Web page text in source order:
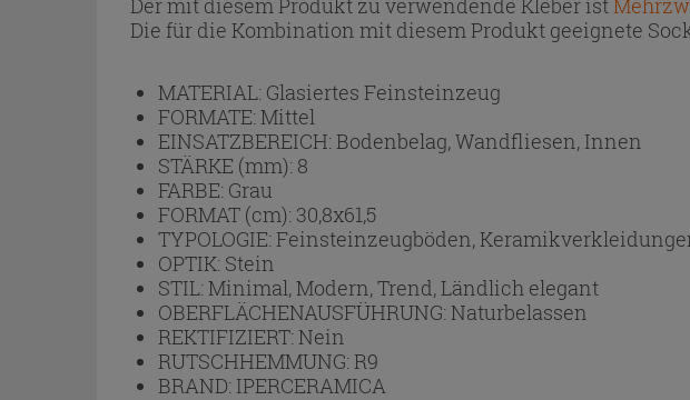
Der mit diesem Produkt zu verwendende Kleber ist
Die für die Kombination mit diesem Produkt geeignete
MATERIAL: Glasiertes Feinsteinzeug
FORMATE:Mittel
EINSATZBEREICH:Bodenbelag, Wandfliesen, Innen
STÄRKE (mm): 8
FARBE: Grau
FORMAT (cm): 30,8x61,5
TYPOLOGIE:Feinsteinzeugböden,
OPTIK: Stein
STIL:Minimal, Modern, Trend, Ländlich elegant
OBERFLÄCHENAUSFÜHRUNG:Naturbelassen
REKTIFIZIERT:Nein
RUTSCHHEMMUNG:R9
BRAND: IPERCERAMICA